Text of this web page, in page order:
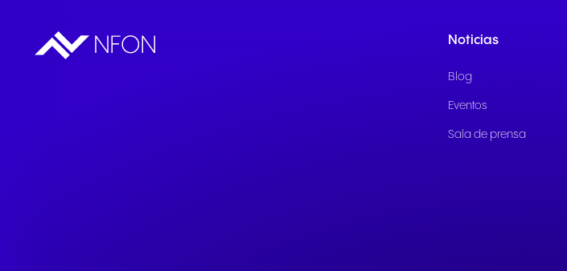
Noticias
Blog
Eventos
Sala de prensa